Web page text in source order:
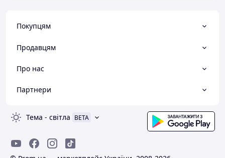
Покупцям
Продавцям
Про нас
Партнери
Тема - світла BETA